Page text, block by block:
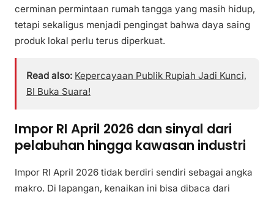
cerminan permintaan rumah tangga yang masih hidup,
tetapi sekaligus menjadi pengingat bahwa daya saing
produk lokal perlu terus diperkuat.
Read also: Kepercayaan Publik Rupiah Jadi Kunci,
BI Buka Suara!
Impor RI April 2026 dan sinyal dari
pelabuhan hingga kawasan industri
Impor RI April 2026 tidak berdiri sendiri sebagai angka
makro. Di lapangan, kenaikan ini bisa dibaca dari